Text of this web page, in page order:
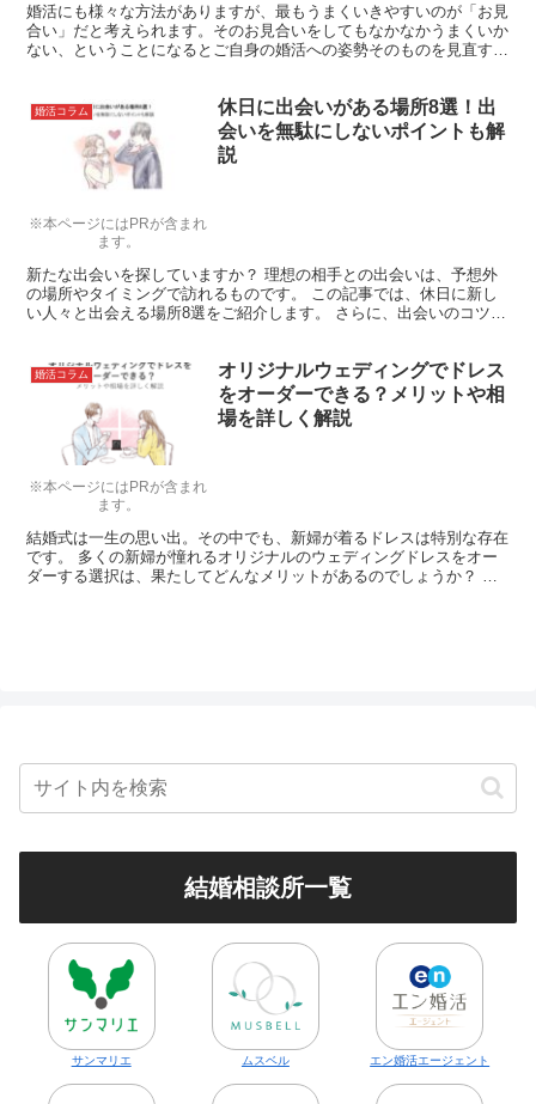
婚活にも様々な方法がありますが、最もうまくいきやすいのが「お見
合い」だと考えられます。そのお見合いをしてもなかなかうまくいか
ない、ということになるとご自身の婚活への姿勢そのものを見直す必
※本ページにはPRが含まれ
ます。
婚活コラム
休日に出会いがある場所8選！出
会いを無駄にしないポイントも解
説
新たな出会いを探していますか？ 理想の相手との出会いは、予想外
の場所やタイミングで訪れるものです。 この記事では、休日に新し
い人々と出会える場所8選をご紹介します。 さらに、出会いのコツを
※本ページにはPRが含まれ
ます。
婚活コラム
オリジナルウェディングでドレス
をオーダーできる？メリットや相
場を詳しく解説
結婚式は一生の思い出。その中でも、新婦が着るドレスは特別な存在
です。 多くの新婦が憧れるオリジナルのウェディングドレスをオー
ダーする選択は、果たしてどんなメリットがあるのでしょうか？ ま
結婚相談所一覧
サンマリエ ムスベル エン婚活エージェント